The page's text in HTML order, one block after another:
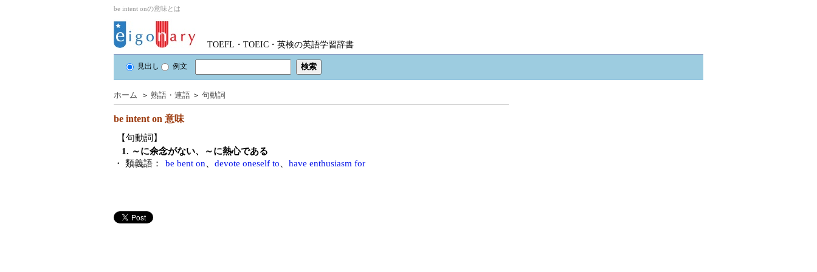
be intent onの意味とは
TOEFL・TOEIC・英検の英語学習辞書
見出し 例文
ホーム ＞ 熟語・連語 ＞ 句動詞
be intent on 意味
【句動詞】
1. ～に余念がない、～に熱心である
・ 類義語：
be bent on devote oneself to have enthusiasm for